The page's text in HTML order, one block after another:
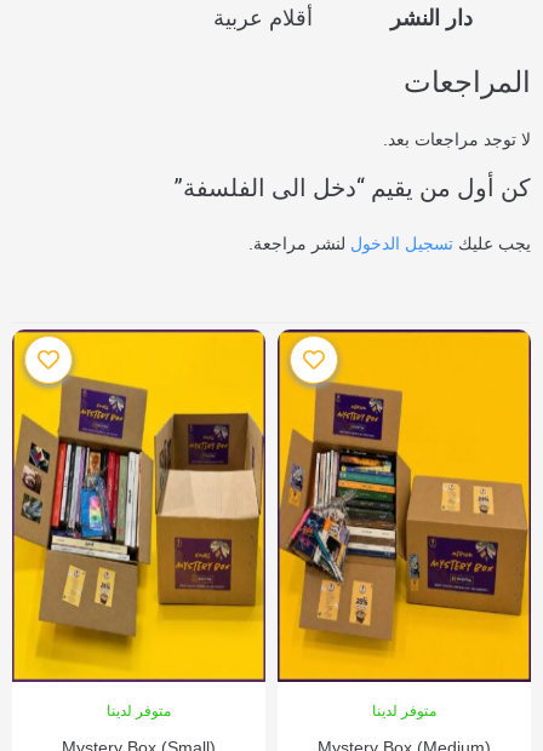
دار النشر أقلام عربية
المراجعات
لا توجد مراجعات بعد.
كن أول من يقيم “دخل الى الفلسفة”
يجب عليك تسجيل الدخول لنشر مراجعة.
متوفر لدينا
Mystery Box (Medium)
متوفر لدينا
Mystery Box (Small)